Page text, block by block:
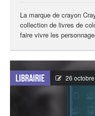
La marque de crayon
collection de livres de
faire vivre les
Librairie 26